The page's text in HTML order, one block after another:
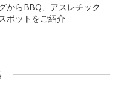
からBBQ、アスレチック
ポットをご紹介